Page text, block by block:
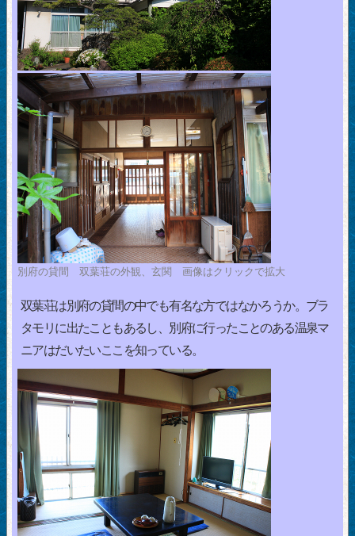
別府の貸間 双葉荘の外観、玄関 画像はクリックで拡大
双葉荘は別府の貸間の中でも有名な方ではなかろうか。ブラ
タモリに出たこともあるし、別府に行ったことのある温泉マ
ニアはだいたいここを知っている。